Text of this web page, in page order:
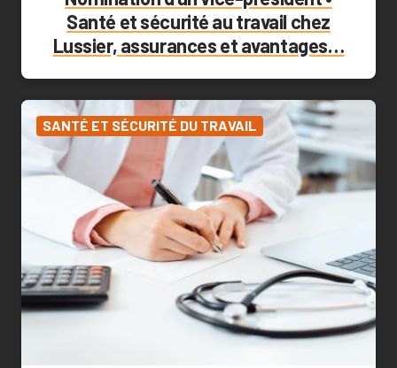
Santé et sécurité au travail chez
Lussier, assurances et avantages…
SANTÉ ET SÉCURITÉ DU TRAVAIL